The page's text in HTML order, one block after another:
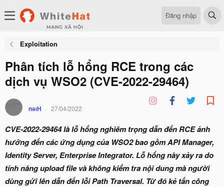
Đăng nhập
Exploitation
Phân tích lỗ hổng RCE trong các
dịch vụ WSO2 (CVE-2022-29464)
nǝıH 27/04/2022
CVE-2022-29464 là lỗ hổng nghiêm trọng dẫn đến RCE ảnh
hưởng đến các ứng dụng của WSO2 bao gồm API Manager,
Identity Server, Enterprise Integrator. Lỗ hổng này xảy ra do
tính năng upload file và không kiểm tra nội dung mà người
dùng gửi lên dẫn đến lỗi Path Traversal. Từ đó kẻ tấn công